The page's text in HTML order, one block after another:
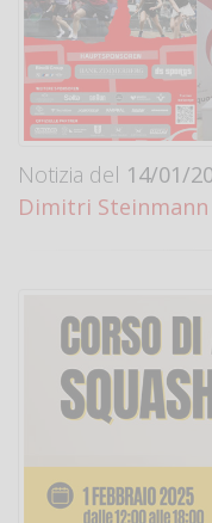
Notizia del 14/01/
Dimitri Steinmann